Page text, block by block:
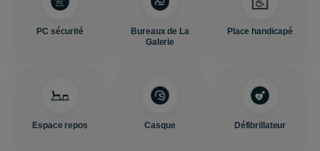
PC sécurité
Bureaux de La
Galerie
Place handicapé
Espace repos Casque Défibrillateur